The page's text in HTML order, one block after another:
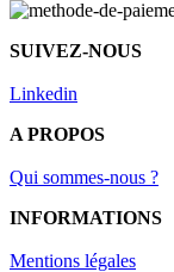
SUIVEZ-NOUS
Linkedin
A PROPOS
Qui sommes-nous ?
INFORMATIONS
Mentions légales